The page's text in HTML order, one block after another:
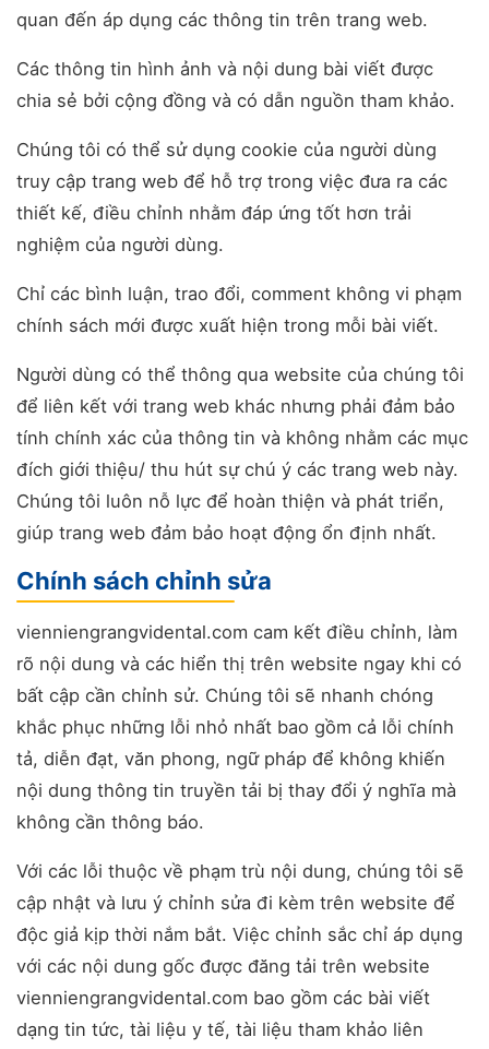
quan đến áp dụng các thông tin trên trang web.
Các thông tin hình ảnh và nội dung bài viết được
chia sẻ bởi cộng đồng và có dẫn nguồn tham khảo.
Chúng tôi có thể sử dụng cookie của người dùng
truy cập trang web để hỗ trợ trong việc đưa ra các
thiết kế, điều chỉnh nhằm đáp ứng tốt hơn trải
nghiệm của người dùng.
Chỉ các bình luận, trao đổi, comment không vi phạm
chính sách mới được xuất hiện trong mỗi bài viết.
Người dùng có thể thông qua website của chúng tôi
để liên kết với trang web khác nhưng phải đảm bảo
tính chính xác của thông tin và không nhằm các mục
đích giới thiệu/ thu hút sự chú ý các trang web này.
Chúng tôi luôn nỗ lực để hoàn thiện và phát triển,
giúp trang web đảm bảo hoạt động ổn định nhất.
Chính sách chỉnh sửa
vienniengrangvidental.com cam kết điều chỉnh, làm
rõ nội dung và các hiển thị trên website ngay khi có
bất cập cần chỉnh sử. Chúng tôi sẽ nhanh chóng
khắc phục những lỗi nhỏ nhất bao gồm cả lỗi chính
tả, diễn đạt, văn phong, ngữ pháp để không khiến
nội dung thông tin truyền tải bị thay đổi ý nghĩa mà
không cần thông báo.
Với các lỗi thuộc về phạm trù nội dung, chúng tôi sẽ
cập nhật và lưu ý chỉnh sửa đi kèm trên website để
độc giả kịp thời nắm bắt. Việc chỉnh sắc chỉ áp dụng
với các nội dung gốc được đăng tải trên website
vienniengrangvidental.com bao gồm các bài viết
dạng tin tức, tài liệu y tế, tài liệu tham khảo liên